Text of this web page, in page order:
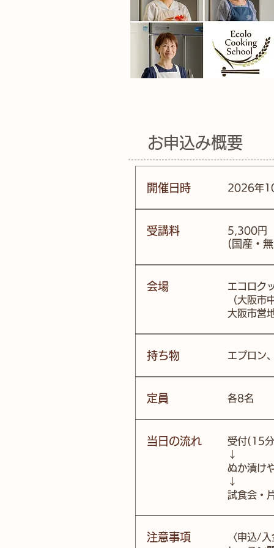
お申込み概要
​開催日時 2026年
​受講料 5,300円
(国産・
​会場
エコロク
（大阪
大阪市営
​持ち物 エプロン
定員 各8名
​当日の流れ
受付(15
↓
ぬか漬け
↓
試食会・
​注意事項
〈申込/